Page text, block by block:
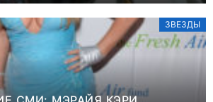
ЗВЕЗДЫ